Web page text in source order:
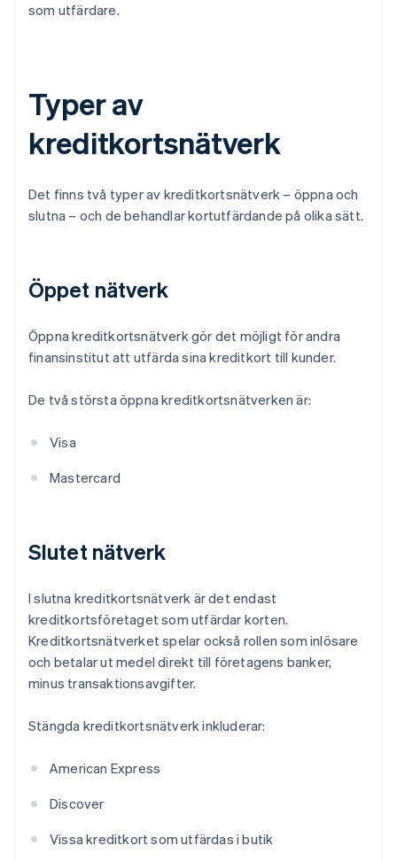
som utfärdare.
Typer av
kreditkortsnätverk
Det finns två typer av kreditkortsnätverk – öppna och
slutna – och de behandlar kortutfärdande på olika sätt.
Öppet nätverk
Öppna kreditkortsnätverk gör det möjligt för andra
finansinstitut att utfärda sina kreditkort till kunder.
De två största öppna kreditkortsnätverken är:
Visa
Mastercard
Slutet nätverk
I slutna kreditkortsnätverk är det endast
kreditkortsföretaget som utfärdar korten.
Kreditkortsnätverket spelar också rollen som inlösare
och betalar ut medel direkt till företagens banker,
minus transaktionsavgifter.
Stängda kreditkortsnätverk inkluderar:
American Express
Discover
Vissa kreditkort som utfärdas i butik